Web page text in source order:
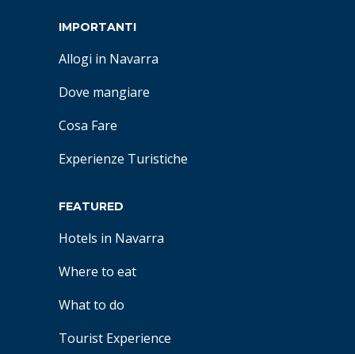
IMPORTANTI
Allogi in Navarra
Dove mangiare
Cosa Fare
Experienze Turistiche
FEATURED
Hotels in Navarra
Where to eat
What to do
Tourist Experience